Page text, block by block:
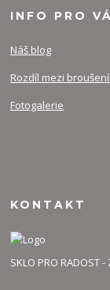
INFO PRO
Náš blog
Rozdíl mezi
Fotogalerie
KONTAKT
SKLO PRO RADOST -